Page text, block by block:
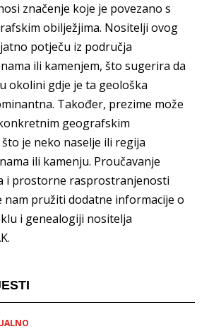
značenje koje je povezano s
obilježjima. Nositelji ovog
potječu iz područja
ili kamenjem, što sugerira da
okolini gdje je ta geološka
Također, prezime može
geografskim
je neko naselje ili regija
ili kamenju. Proučavanje
i prostorne rasprostranjenosti
nam pružiti dodatne informacije o
i genealogiji nositelja